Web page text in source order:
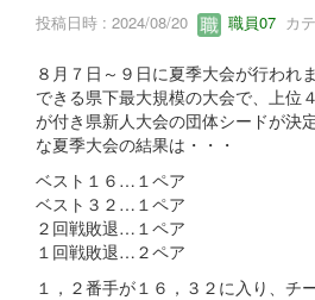
投稿日時 : 2024/08/20 職員07 カ
８月７日～９日に夏季大会が行われ
できる県下最大規模の大会で、上位
が付き県新人大会の団体シードが決
な夏季大会の結果は・・・
ベスト１６…１ペア
ベスト３２…１ペア
２回戦敗退…１ペア
１回戦敗退…２ペア
１，２番手が１６，３２に入り、チ